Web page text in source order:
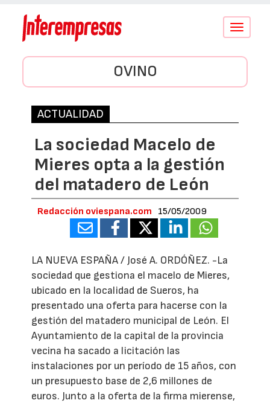
Conmutar
OVINO
ACTUALIDAD
La sociedad Macelo de
Mieres opta a la gestión
del matadero de León
Redacción oviespana.com 15/05/2009
LA NUEVA ESPAÑA / José A. ORDÓÑEZ. -La
sociedad que gestiona el macelo de Mieres,
ubicado en la localidad de Sueros, ha
presentado una oferta para hacerse con la
gestión del matadero municipal de León. El
Ayuntamiento de la capital de la provincia
vecina ha sacado a licitación las
instalaciones por un período de 15 años, con
un presupuesto base de 2,6 millones de
euros. Junto a la oferta de la firma mierense,